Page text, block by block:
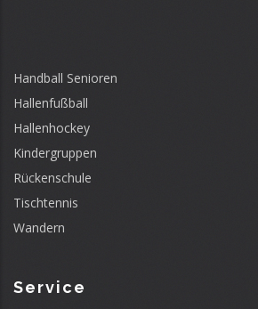
Handball Senioren
Hallenfußball
Hallenhockey
Kindergruppen
Rückenschule
Tischtennis
Wandern
Service